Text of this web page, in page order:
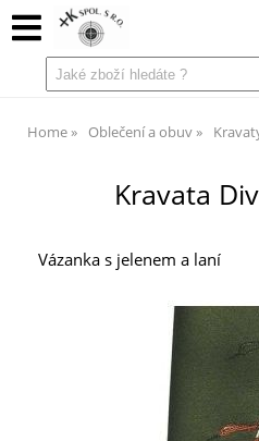
Home Oblečení a obuv
Kravata
Vázanka s jelenem a laní